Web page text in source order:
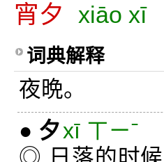
宵夕 xiāo xī
词典解释
夜晩。
● 夕xī ㄒㄧˉ